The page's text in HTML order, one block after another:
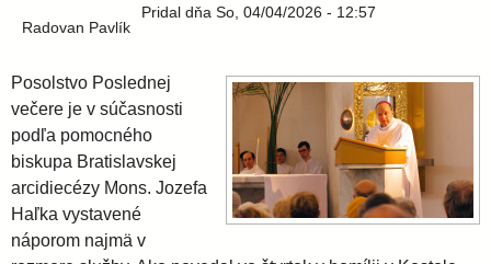
v
s
k
e
Pridal
Radovan Pavlík
dňa So, 04/04/2026 - 12:57
Posolstvo Poslednej
večere je v súčasnosti
podľa pomocného
biskupa Bratislavskej
arcidiecézy Mons. Jozefa
Haľka vystavené
náporom najmä v